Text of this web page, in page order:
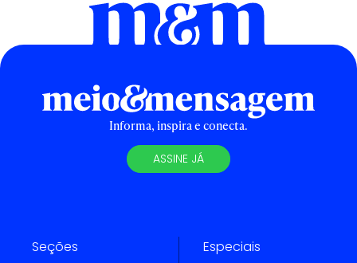
Informa, inspira e conecta.
ASSINE JÁ
Seções Especiais